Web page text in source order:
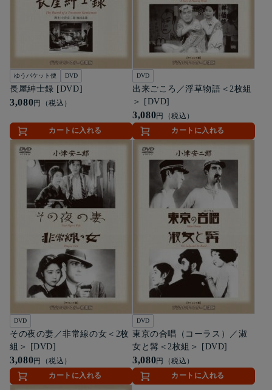
ゆうパケット便 DVD
長屋紳士録 [DVD]
3,080円（税込）
カートに入れる
DVD
出来ごころ／浮草物語＜2枚組
＞ [DVD]
3,080円（税込）
カートに入れる
DVD
その夜の妻／非常線の女＜2枚
組＞ [DVD]
3,080円（税込）
カートに入れる
DVD
東京の合唱（コーラス）／淑
女と髯＜2枚組＞ [DVD]
3,080円（税込）
カートに入れる